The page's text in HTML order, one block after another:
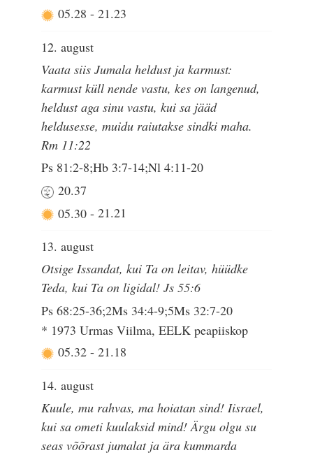
05.28 - 21.23
12. august
Vaata siis Jumala heldust ja karmust:
karmust küll nende vastu, kes on langenud,
heldust aga sinu vastu, kui sa jääd
heldusesse, muidu raiutakse sindki maha.
Rm 11:22
Ps 81:2-8;Hb 3:7-14;Nl 4:11-20
20.37
05.30 - 21.21
13. august
Otsige Issandat, kui Ta on leitav, hüüdke
Teda, kui Ta on ligidal! Js 55:6
Ps 68:25-36;2Ms 34:4-9;5Ms 32:7-20
* 1973 Urmas Viilma, EELK peapiiskop
05.32 - 21.18
14. august
Kuule, mu rahvas, ma hoiatan sind! Iisrael,
kui sa ometi kuulaksid mind! Ärgu olgu su
seas võõrast jumalat ja ära kummarda